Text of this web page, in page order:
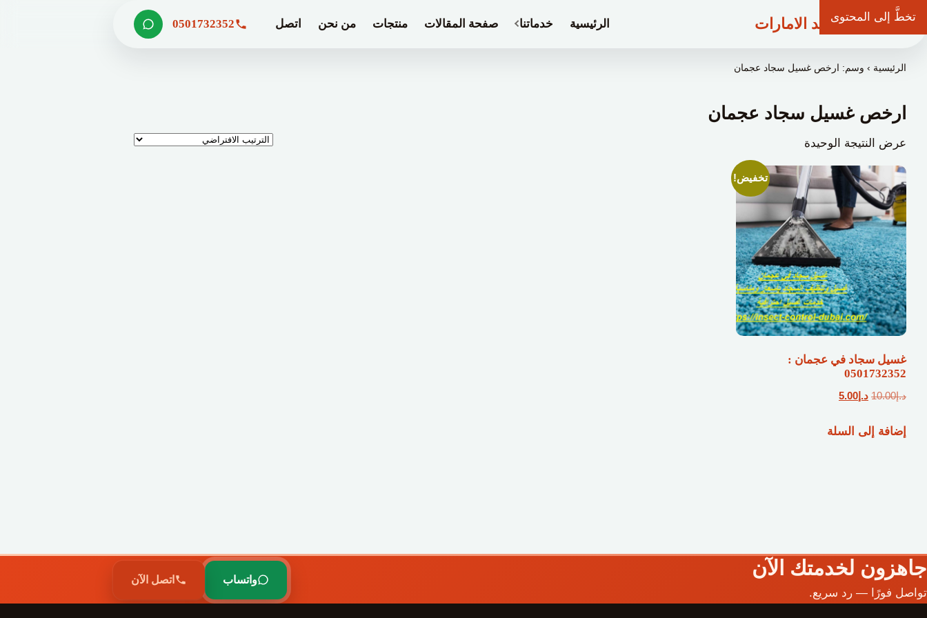
تخطَّ إلى المحتوى
شركة وعد الامارات الرئيسية خدماتنا صفحة المقالات منتجات من نحن اتصل 0501732352
الرئيسية › وسم: ارخص غسيل سجاد عجمان
ارخص غسيل سجاد عجمان
عرض النتيجة الوحيدة
تخفيض!
غسيل سجاد في عجمان :
0501732352
د.إ10.00 السعر
هو:
د.إ 5.00السعر
هو:
إضافة إلى السلة
جاهزون لخدمتك الآن
تواصل فورًا — رد سريع.
واتساب اتصل الآن